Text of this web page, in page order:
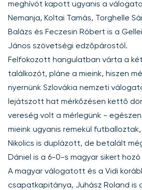
meghívót kapott ugyanis a
Nemanja, Koltai Tamás, Torghelle
Balázs és Feczesin Róbert is a
János szövetségi edzőpárostól.
Felfokozott hangulatban várta a
találkozót, pláne a mieink, hiszen
nyernünk Szlovákia nemzeti
lejátszott hat mérkőzésen kettő
vereség volt a mérlegünk -
mieink ugyanis remekül futballoztak,
Nikolics is duplázott, de betalált
Dániel is a 6-0-s magyar sikert
A magyar válogatott és a Vidi
csapatkapitánya, Juhász Roland is